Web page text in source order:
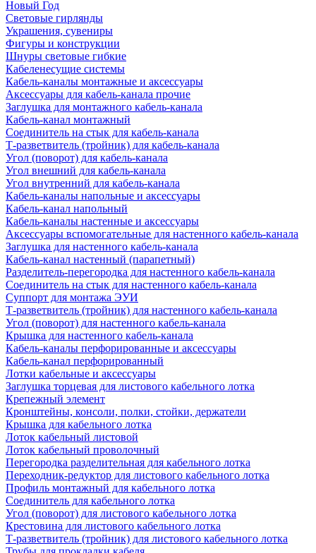
Новый Год
Световые гирлянды
Украшения, сувениры
Фигуры и конструкции
Шнуры световые гибкие
Кабеленесущие системы
Кабель-каналы монтажные и аксессуары
Аксессуары для кабель-канала прочие
Заглушка для монтажного кабель-канала
Кабель-канал монтажный
Соединитель на стык для кабель-канала
Т-разветвитель (тройник) для кабель-канала
Угол (поворот) для кабель-канала
Угол внешний для кабель-канала
Угол внутренний для кабель-канала
Кабель-каналы напольные и аксессуары
Кабель-канал напольный
Кабель-каналы настенные и аксессуары
Аксессуары вспомогательные для настенного кабель-канала
Заглушка для настенного кабель-канала
Кабель-канал настенный (парапетный)
Разделитель-перегородка для настенного кабель-канала
Соединитель на стык для настенного кабель-канала
Суппорт для монтажа ЭУИ
Т-разветвитель (тройник) для настенного кабель-канала
Угол (поворот) для настенного кабель-канала
Крышка для настенного кабель-канала
Кабель-каналы перфорированные и аксессуары
Кабель-канал перфорированный
Лотки кабельные и аксессуары
Заглушка торцевая для листового кабельного лотка
Крепежный элемент
Кронштейны, консоли, полки, стойки, держатели
Крышка для кабельного лотка
Лоток кабельный листовой
Лоток кабельный проволочный
Перегородка разделительная для кабельного лотка
Переходник-редуктор для листового кабельного лотка
Профиль монтажный для кабельного лотка
Соединитель для кабельного лотка
Угол (поворот) для листового кабельного лотка
Крестовина для листового кабельного лотка
Т-разветвитель (тройник) для листового кабельного лотка